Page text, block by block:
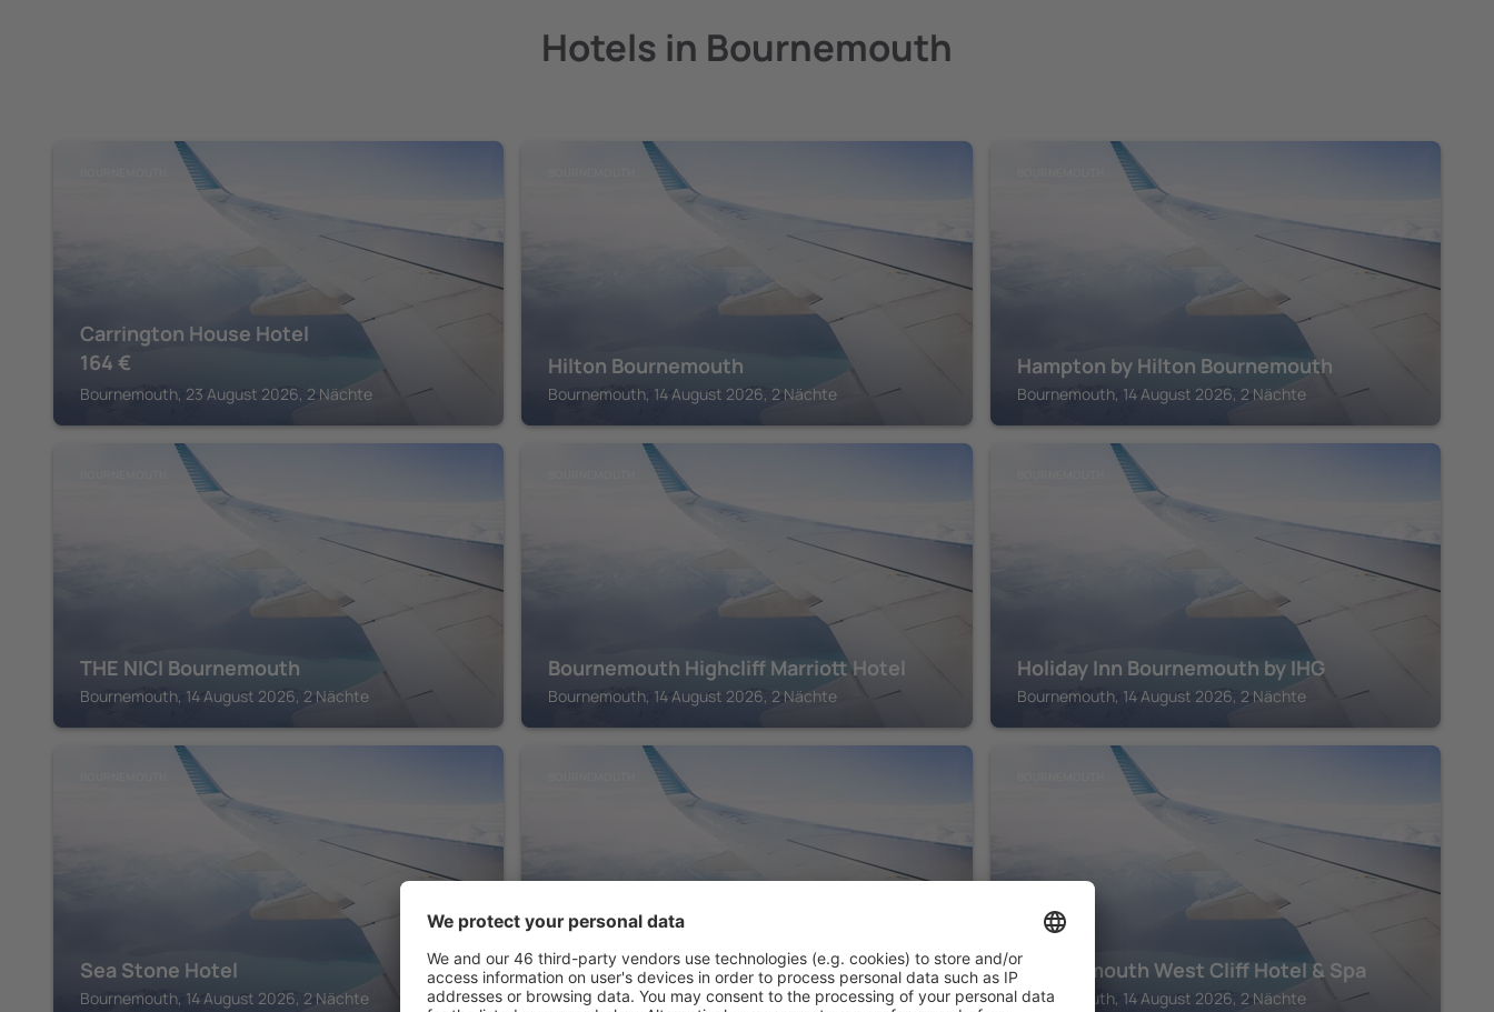
Hotels in Bournemouth
Carrington House Hotel
164 €
Bournemouth, 23 August 2026, 2 Nächte
Hilton Bournemouth
Bournemouth, 14 August 2026, 2 Nächte
Hampton by Hilton Bournemouth
Bournemouth, 14 August 2026, 2 Nächte
THE NICI Bournemouth
Bournemouth, 14 August 2026, 2 Nächte
Bournemouth Highcliff Marriott Hotel
Bournemouth, 14 August 2026, 2 Nächte
Holiday Inn Bournemouth by IHG
Bournemouth, 14 August 2026, 2 Nächte
Sea Stone Hotel
Bournemouth, 14 August 2026, 2 Nächte
Bournemouth Carlton Hotel By Sunday
Bournemouth, 14 August 2026, 2 Nächte
Bournemouth West Cliff Hotel & Spa
Bournemouth, 14 August 2026, 2 Nächte